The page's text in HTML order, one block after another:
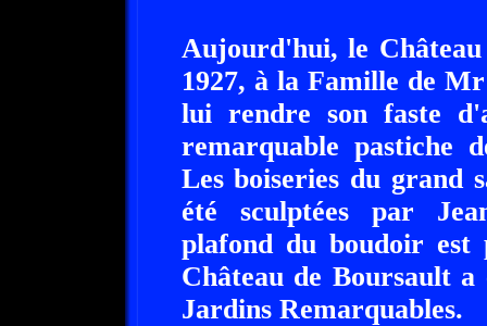
Aujourd'hui, le
1927, à la Famille de
lui rendre son faste
remarquable pastiche
Les boiseries du grand
été sculptées par
plafond du boudoir
Château de Boursault
Jardins Remarquables.